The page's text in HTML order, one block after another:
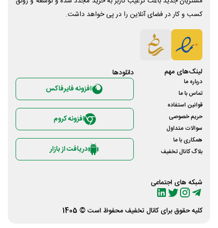
کسب و کار در فضای آنلاین را در پی خواهد داشت.
لینک‌های مهم
درباره ما
تماس با ما
قوانین استفاده
حریم خصوصی
سوالات متداول
همکاری با ما
بلاگ کانال تخفیف
شبکه های اجتماعی
دانلود‌ها
افزونه فایرفاکس
افزونه کروم
دریافت از بازار
کلیه حقوق برای کانال تخفیفمحفوظ است © 1405